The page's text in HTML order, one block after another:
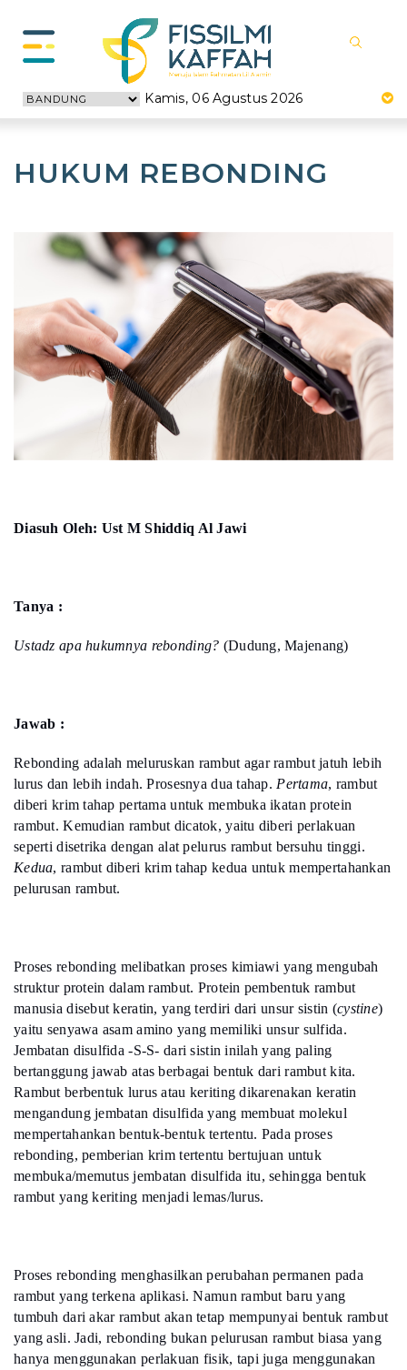
Kamis, 06 Agustus 2026
HUKUM REBONDING
Diasuh Oleh: Ust M Shiddiq Al Jawi
Tanya :
Ustadz apa hukumnya rebonding? (Dudung, Majenang)
Jawab :
Rebonding adalah meluruskan rambut agar rambut jatuh lebih
lurus dan lebih indah. Prosesnya dua tahap. Pertama, rambut
diberi krim tahap pertama untuk membuka ikatan protein
rambut. Kemudian rambut dicatok, yaitu diberi perlakuan
seperti disetrika dengan alat pelurus rambut bersuhu tinggi.
Kedua, rambut diberi krim tahap kedua untuk mempertahankan
pelurusan rambut.
Proses rebonding melibatkan proses kimiawi yang mengubah
struktur protein dalam rambut. Protein pembentuk rambut
manusia disebut keratin, yang terdiri dari unsur sistin (cystine)
yaitu senyawa asam amino yang memiliki unsur sulfida.
Jembatan disulfida -S-S- dari sistin inilah yang paling
bertanggung jawab atas berbagai bentuk dari rambut kita.
Rambut berbentuk lurus atau keriting dikarenakan keratin
mengandung jembatan disulfida yang membuat molekul
mempertahankan bentuk-bentuk tertentu. Pada proses
rebonding, pemberian krim tertentu bertujuan untuk
membuka/memutus jembatan disulfida itu, sehingga bentuk
rambut yang keriting menjadi lemas/lurus.
Proses rebonding menghasilkan perubahan permanen pada
rambut yang terkena aplikasi. Namun rambut baru yang
tumbuh dari akar rambut akan tetap mempunyai bentuk rambut
yang asli. Jadi, rebonding bukan pelurusan rambut biasa yang
hanya menggunakan perlakuan fisik, tapi juga menggunakan